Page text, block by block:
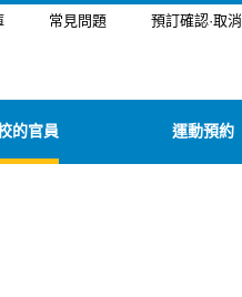
常見問題 預訂確認·取消
的官員 運動預約